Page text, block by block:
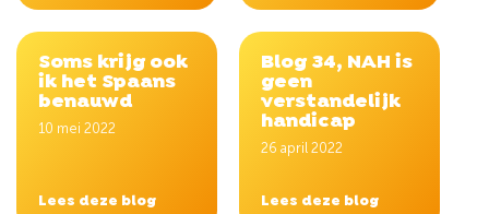
Soms krijg ook
ik het Spaans
benauwd
10 mei 2022
Lees deze blog
Blog 34, NAH is
geen
verstandelijk
handicap
26 april 2022
Lees deze blog